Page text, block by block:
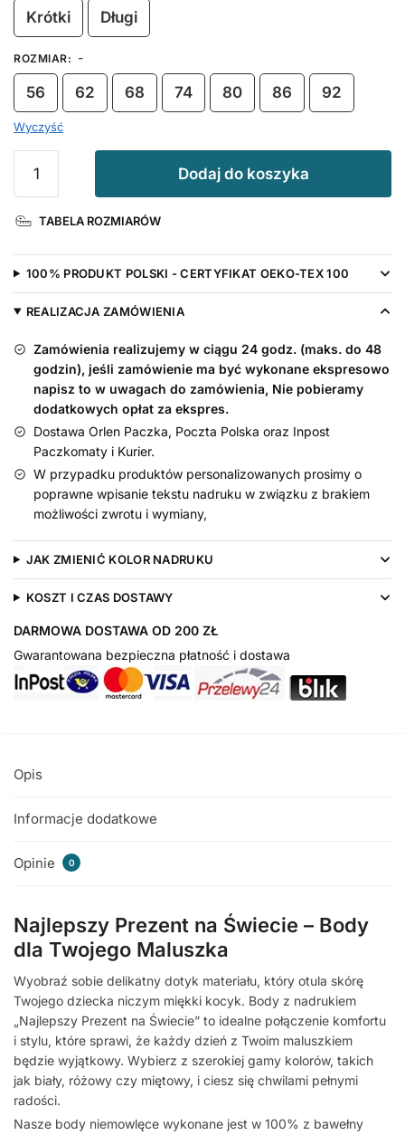
Krótki Długi
ROZMIAR: -
56 62 68 74 80 86 92
Wyczyść
Body
z
nadrukiem
Prezent
na
Świecie
Dodaj do koszyka
TABELA ROZMIARÓW
100% PRODUKT POLSKI - CERTYFIKAT OEKO-TEX 100
REALIZACJA ZAMÓWIENIA
Zamówienia realizujemy w ciągu 24 godz. (maks. do 48
godzin), jeśli zamówienie ma być wykonane ekspresowo
napisz to w uwagach do zamówienia, Nie pobieramy
dodatkowych opłat za ekspres.
Dostawa Orlen Paczka, Poczta Polska oraz Inpost
Paczkomaty i Kurier.
W przypadku produktów personalizowanych prosimy o
poprawne wpisanie tekstu nadruku w związku z brakiem
możliwości zwrotu i wymiany,
JAK ZMIENIĆ KOLOR NADRUKU
KOSZT I CZAS DOSTAWY
DARMOWA DOSTAWA OD 200 ZŁ
Gwarantowana bezpieczna płatność i dostawa
Opis
Informacje dodatkowe
Opinie 0
Najlepszy Prezent na Świecie – Body
dla Twojego Maluszka
Wyobraź sobie delikatny dotyk materiału, który otula skórę
Twojego dziecka niczym miękki kocyk. Body z nadrukiem
„Najlepszy Prezent na Świecie” to idealne połączenie komfortu
i stylu, które sprawi, że każdy dzień z Twoim maluszkiem
będzie wyjątkowy. Wybierz z szerokiej gamy kolorów, takich
jak biały, różowy czy miętowy, i ciesz się chwilami pełnymi
radości.
Nasze body niemowlęce wykonane jest w 100% z bawełny